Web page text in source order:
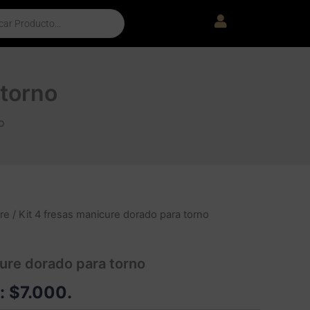
/ Kit 4 fresas manicure dorado para torno
dorado para torno
$7.000.